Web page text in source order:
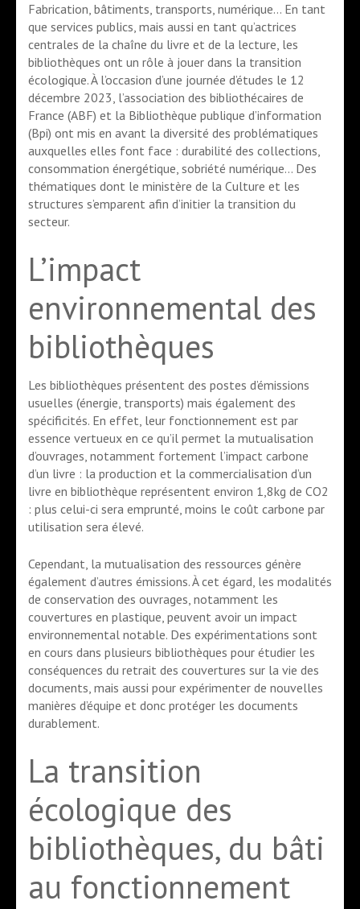
Fabrication, bâtiments, transports, numérique… En tant
que services publics, mais aussi en tant qu’actrices
centrales de la chaîne du livre et de la lecture, les
bibliothèques ont un rôle à jouer dans la transition
écologique. À l’occasion d’une journée d’études le 12
décembre 2023, l’association des bibliothécaires de
France (ABF) et la Bibliothèque publique d’information
(Bpi) ont mis en avant la diversité des problématiques
auxquelles elles font face : durabilité des collections,
consommation énergétique, sobriété numérique… Des
thématiques dont le ministère de la Culture et les
structures s’emparent afin d’initier la transition du
secteur.
L’impact
environnemental des
bibliothèques
Les bibliothèques présentent des postes d’émissions
usuelles (énergie, transports) mais également des
spécificités. En effet, leur fonctionnement est par
essence vertueux en ce qu’il permet la mutualisation
d’ouvrages, notamment fortement l’impact carbone
d’un livre : la production et la commercialisation d’un
livre en bibliothèque représentent environ 1,8kg de CO2
: plus celui-ci sera emprunté, moins le coût carbone par
utilisation sera élevé.
Cependant, la mutualisation des ressources génère
également d’autres émissions. À cet égard, les modalités
de conservation des ouvrages, notamment les
couvertures en plastique, peuvent avoir un impact
environnemental notable. Des expérimentations sont
en cours dans plusieurs bibliothèques pour étudier les
conséquences du retrait des couvertures sur la vie des
documents, mais aussi pour expérimenter de nouvelles
manières d’équipe et donc protéger les documents
durablement.
La transition
écologique des
bibliothèques, du bâti
au fonctionnement